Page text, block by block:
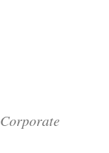
Corporate